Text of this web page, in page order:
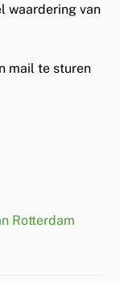
waardering van
mail te sturen
Rotterdam